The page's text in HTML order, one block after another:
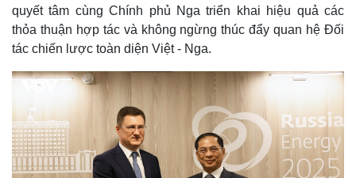
Thế giới
Quan sát
Cuộc sống đó đây
Hồ sơ
Multimedia
Video
Ảnh
E-Magazine
quyết tâm cùng Chính phủ Nga triển khai hiệu quả các
thỏa thuận hợp tác và không ngừng thúc đẩy quan hệ Đối
tác chiến lược toàn diện Việt - Nga.